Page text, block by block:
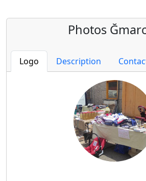
Photos
Logo Description